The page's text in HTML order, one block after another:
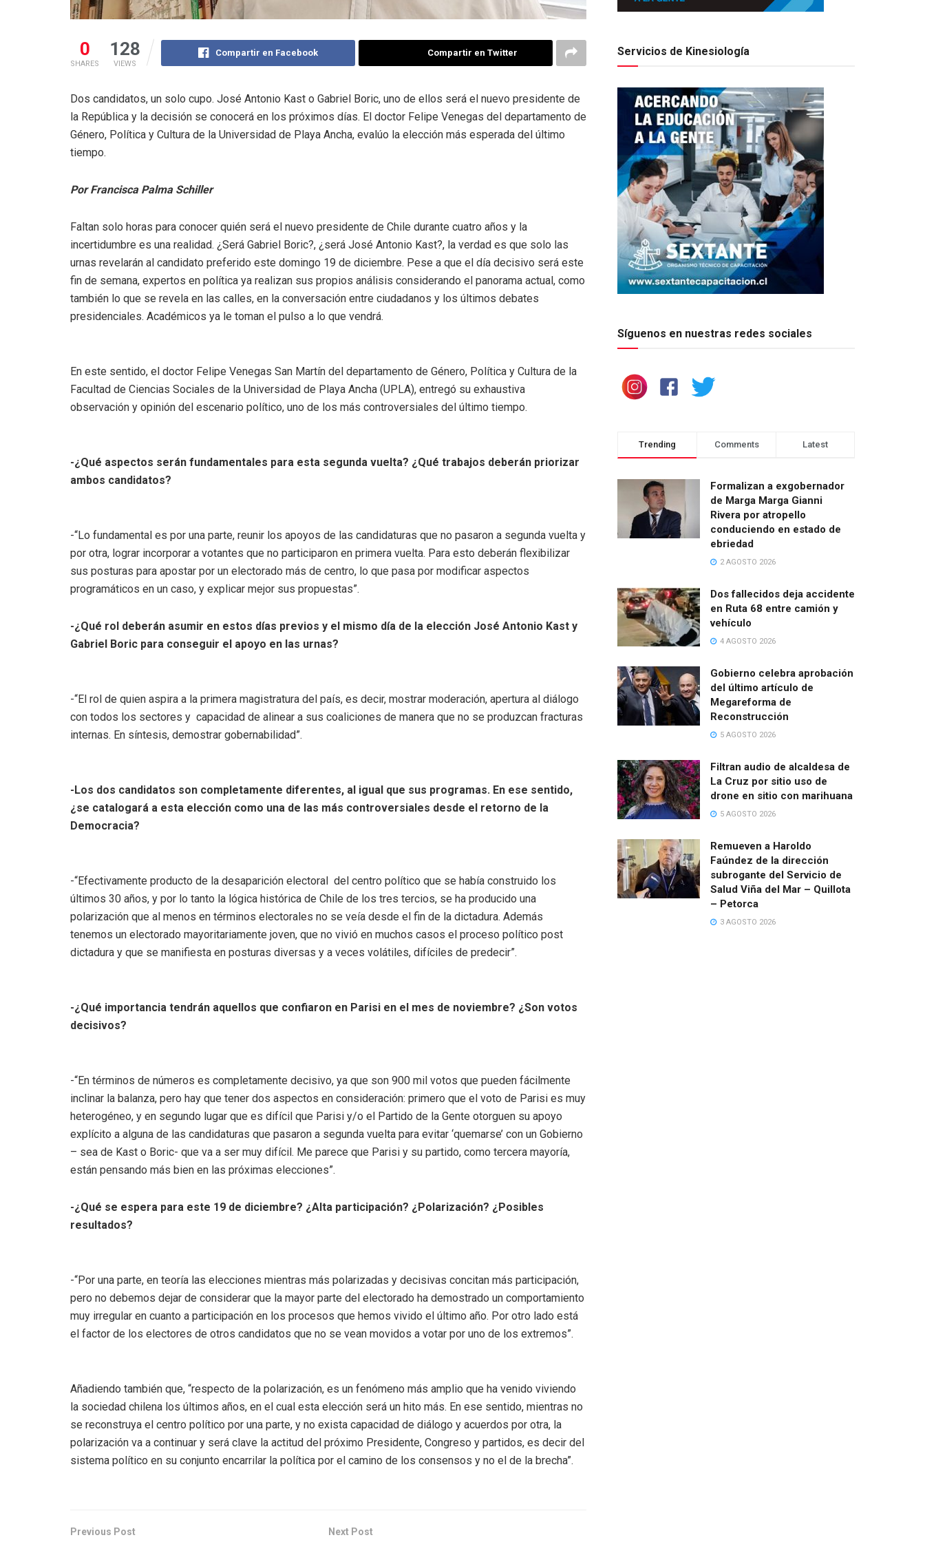
0
SHARES
128
VIEWS
Compartir en Facebook Compartir en Twitter
Dos candidatos, un solo cupo. José Antonio Kast o Gabriel Boric, uno de ellos será el nuevo presidente de
la República y la decisión se conocerá en los próximos días. El doctor Felipe Venegas del departamento de
Género, Política y Cultura de la Universidad de Playa Ancha, evalúo la elección más esperada del último
tiempo.
Por Francisca Palma Schiller
Faltan solo horas para conocer quién será el nuevo presidente de Chile durante cuatro años y la
incertidumbre es una realidad. ¿Será Gabriel Boric?, ¿será José Antonio Kast?, la verdad es que solo las
urnas revelarán al candidato preferido este domingo 19 de diciembre. Pese a que el día decisivo será este
fin de semana, expertos en política ya realizan sus propios análisis considerando el panorama actual, como
también lo que se revela en las calles, en la conversación entre ciudadanos y los últimos debates
presidenciales. Académicos ya le toman el pulso a lo que vendrá.
En este sentido, el doctor Felipe Venegas San Martín del departamento de Género, Política y Cultura de la
Facultad de Ciencias Sociales de la Universidad de Playa Ancha (UPLA), entregó su exhaustiva
observación y opinión del escenario político, uno de los más controversiales del último tiempo.
-¿Qué aspectos serán fundamentales para esta segunda vuelta? ¿Qué trabajos deberán priorizar
ambos candidatos?
-“Lo fundamental es por una parte, reunir los apoyos de las candidaturas que no pasaron a segunda vuelta y
por otra, lograr incorporar a votantes que no participaron en primera vuelta. Para esto deberán flexibilizar
sus posturas para apostar por un electorado más de centro, lo que pasa por modificar aspectos
programáticos en un caso, y explicar mejor sus propuestas”.
-¿Qué rol deberán asumir en estos días previos y el mismo día de la elección José Antonio Kast y
Gabriel Boric para conseguir el apoyo en las urnas?
-“El rol de quien aspira a la primera magistratura del país, es decir, mostrar moderación, apertura al diálogo
con todos los sectores y capacidad de alinear a sus coaliciones de manera que no se produzcan fracturas
internas. En síntesis, demostrar gobernabilidad”.
-Los dos candidatos son completamente diferentes, al igual que sus programas. En ese sentido,
¿se catalogará a esta elección como una de las más controversiales desde el retorno de la
Democracia?
-“Efectivamente producto de la desaparición electoral del centro político que se había construido los
últimos 30 años, y por lo tanto la lógica histórica de Chile de los tres tercios, se ha producido una
polarización que al menos en términos electorales no se veía desde el fin de la dictadura. Además
tenemos un electorado mayoritariamente joven, que no vivió en muchos casos el proceso político post
dictadura y que se manifiesta en posturas diversas y a veces volátiles, difíciles de predecir”.
-¿Qué importancia tendrán aquellos que confiaron en Parisi en el mes de noviembre? ¿Son votos
decisivos?
-“En términos de números es completamente decisivo, ya que son 900 mil votos que pueden fácilmente
inclinar la balanza, pero hay que tener dos aspectos en consideración: primero que el voto de Parisi es muy
heterogéneo, y en segundo lugar que es difícil que Parisi y/o el Partido de la Gente otorguen su apoyo
explícito a alguna de las candidaturas que pasaron a segunda vuelta para evitar ‘quemarse’ con un Gobierno
– sea de Kast o Boric- que va a ser muy difícil. Me parece que Parisi y su partido, como tercera mayoría,
están pensando más bien en las próximas elecciones”.
-¿Qué se espera para este 19 de diciembre? ¿Alta participación? ¿Polarización? ¿Posibles
resultados?
-“Por una parte, en teoría las elecciones mientras más polarizadas y decisivas concitan más participación,
pero no debemos dejar de considerar que la mayor parte del electorado ha demostrado un comportamiento
muy irregular en cuanto a participación en los procesos que hemos vivido el último año. Por otro lado está
el factor de los electores de otros candidatos que no se vean movidos a votar por uno de los extremos”.
Añadiendo también que, “respecto de la polarización, es un fenómeno más amplio que ha venido viviendo
la sociedad chilena los últimos años, en el cual esta elección será un hito más. En ese sentido, mientras no
se reconstruya el centro político por una parte, y no exista capacidad de diálogo y acuerdos por otra, la
polarización va a continuar y será clave la actitud del próximo Presidente, Congreso y partidos, es decir del
sistema político en su conjunto encarrilar la política por el camino de los consensos y no el de la brecha”.
Previous Post Next Post
Servicios de Kinesiología
Síguenos en nuestras redes sociales
Trending Comments Latest
Formalizan a exgobernador
de Marga Marga Gianni
Rivera por atropello
conduciendo en estado de
ebriedad
2 AGOSTO 2026
Dos fallecidos deja accidente
en Ruta 68 entre camión y
vehículo
4 AGOSTO 2026
Gobierno celebra aprobación
del último artículo de
Megareforma de
Reconstrucción
5 AGOSTO 2026
Filtran audio de alcaldesa de
La Cruz por sitio uso de
drone en sitio con marihuana
5 AGOSTO 2026
Remueven a Haroldo
Faúndez de la dirección
subrogante del Servicio de
Salud Viña del Mar – Quillota
– Petorca
3 AGOSTO 2026